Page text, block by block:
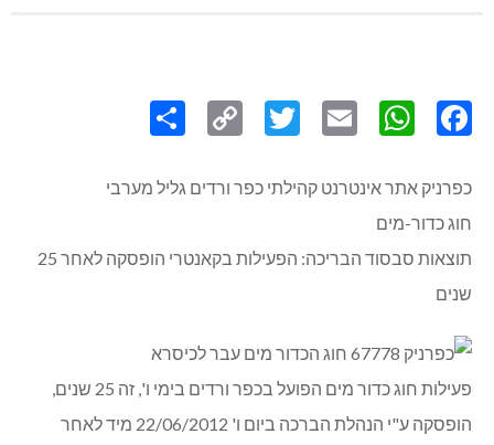
Link
כפרניק אתר אינטרנט קהילתי כפר ורדים גליל מערבי
חוג כדור-מים
תוצאות סבסוד הבריכה: הפעילות בקאנטרי הופסקה לאחר 25
שנים
פעילות חוג כדור מים הפועל בכפר ורדים בימי ו', זה 25 שנים,
הופסקה ע"י הנהלת הברכה ביום ו' 22/06/2012 מיד לאחר